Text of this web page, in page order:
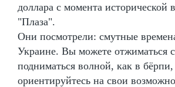
доллара с момента исторической
"Плаза".
Они посмотрели: смутные
Украине. Вы можете отжиматься
подниматься волной, как в
ориентируйтесь на свои